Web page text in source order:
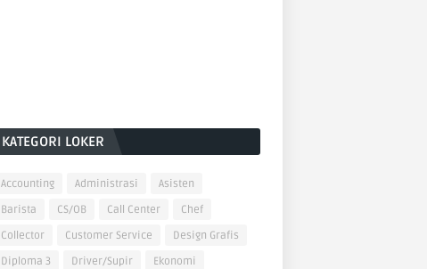
KATEGORI LOKER
Accounting Administrasi
Asisten
Barista
CS/OB Call Center
Chef
Collector
Customer Service
Design Grafis
Diploma 3
Driver/Supir
Ekonomi